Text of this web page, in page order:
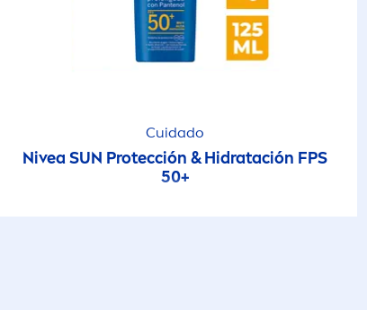
Cuidado
Nivea SUN Protección & Hidratación FPS
50+